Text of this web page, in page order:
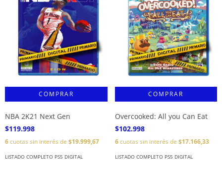
NBA 2K21 Next Gen
$119.998
6cuotas sin interés de $19.999,67
LISTADO COMPLETO PS5 DIGITAL
Overcooked: All you Can Eat
$102.998
6cuotas sin interés de $17.166,33
LISTADO COMPLETO PS5 DIGITAL